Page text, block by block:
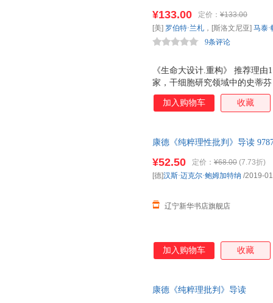
知、追寻真理的故事；生物学
爱因斯坦的前沿科学家震惊科
《生命大设计.重构》 推荐理
家，干细胞研究领域中的史蒂
全新宇宙模型； 推荐理由2：
中心主义》全面升级版，提供
和天文学的前沿研究结果，为
于20世纪物理学家思想论战的
寻真理的故事。 他们的思想与
¥133.00 定价： ¥133.00
9条评论
[美] 罗伯特·兰札 ，[斯洛文尼亚] 马泰
中国科学技术出版社
加入购物车 收藏
康德《纯粹理性批判》导读
¥52.50 定价： ¥68.00 (7.73折)
辽宁新华书店旗舰店
[德]汉斯·迈克尔·鲍姆加特纳 /2019-
加入购物车 收藏
康德《纯粹理批判》导读